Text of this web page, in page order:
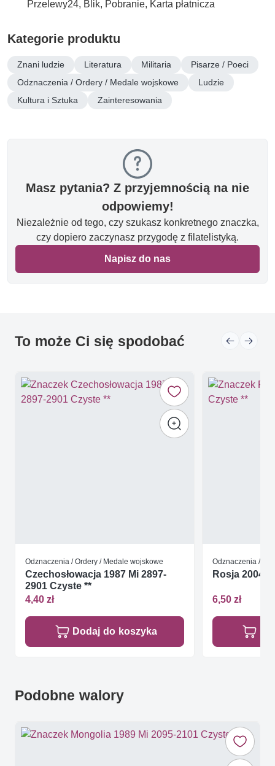
Przelewy24, Blik, Pobranie, Karta płatnicza
Kategorie produktu
Znani ludzie Literatura Militaria
Pisarze / Poeci
Odznaczenia / Ordery / Medale wojskowe
Ludzie
Kultura i Sztuka
Zainteresowania
Masz pytania? Z przyjemnością na nie
odpowiemy!
Niezależnie od tego, czy szukasz konkretnego znaczka,
czy dopiero zaczynasz przygodę z filatelistyką.
Napisz do nas
To może Ci się spodobać
Odznaczenia / Ordery / Medale wojskowe
Czechosłowacja 1987 Mi 2897-
2901 Czyste **
4,40 zł
Dodaj do koszyka
Odznaczenia /
Rosja 2004
6,50 zł
Podobne walory